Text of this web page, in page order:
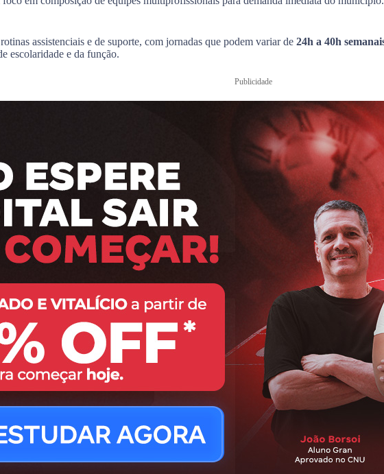
assistenciais e de suporte, com jornadas que podem variar de 24h a 40h
escolaridade e da função.
Publicidade